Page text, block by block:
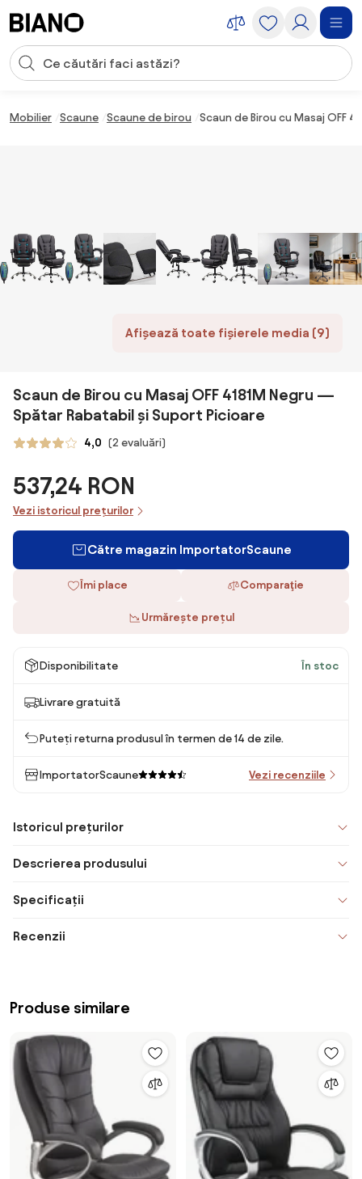
Introducerea căutării
Mobilier Scaune Scaune de birou Scaun de Birou cu Masaj OFF
Afișează toate fișierele media (9)
Scaun de Birou cu Masaj OFF 4181M Negru —
Spătar Rabatabil și Suport Picioare
4,0 (2 evaluări)
537,24 RON
Vezi istoricul prețurilor
Către magazin ImportatorScaune
Îmi place Comparaţie
Urmărește prețul
Disponibilitate În stoc
Livrare gratuită
Puteți returna produsul în termen de 14 de zile.
ImportatorScaune Vezi recenziile
Istoricul prețurilor
Descrierea produsului
Specificații
Recenzii
Produse similare